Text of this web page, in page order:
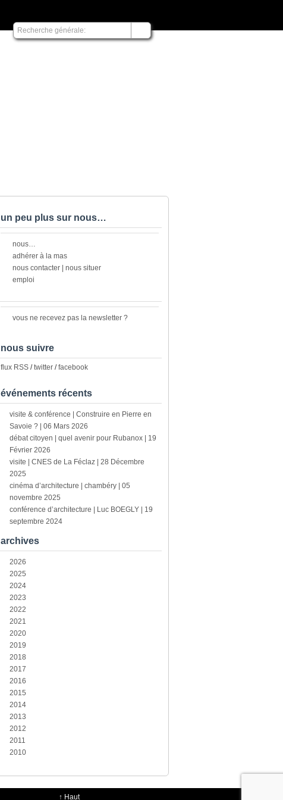
un peu plus sur nous…
nous…
adhérer à la mas
nous contacter | nous situer
emploi
vous ne recevez pas la newsletter ?
nous suivre
flux RSS /twitter /facebook
événements récents
visite & conférence | Construire en Pierre en
Savoie ? | 06 Mars 2026
débat citoyen | quel avenir pour Rubanox | 19
Février 2026
visite | CNES de La Féclaz | 28 Décembre
2025
cinéma d’architecture | chambéry | 05
novembre 2025
conférence d’architecture | Luc BOEGLY | 19
septembre 2024
archives
2026
2025
2024
2023
2022
2021
2020
2019
2018
2017
2016
2015
2014
2013
2012
2011
2010
↑ Haut